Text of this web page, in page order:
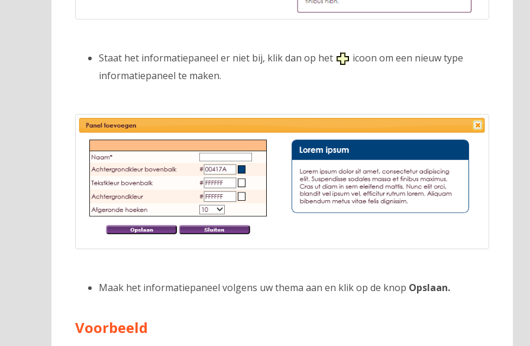
Staat het informatiepaneel er niet bij, klik dan op het
icoon om een nieuw type
informatiepaneel te maken.
Maak het informatiepaneel volgens uw thema aan en klik op de knop Opslaan.
Voorbeeld